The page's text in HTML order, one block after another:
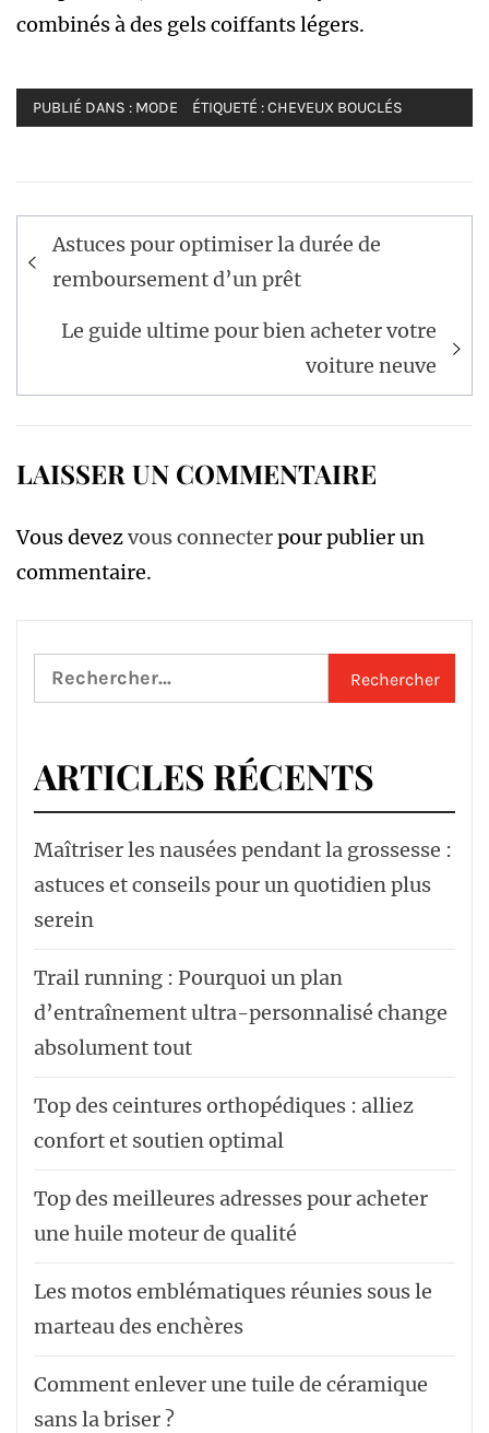
combinés à des gels coiffants légers.
PUBLIÉ DANS : MODE ÉTIQUETÉ :CHEVEUX BOUCLÉS
Navigation
de
Astuces pour optimiser la durée de
remboursement d’un prêt
Le guide ultime pour bien acheter votre
voiture neuve
LAISSER UN COMMENTAIRE
Vous devezvous connecterpour publier un
commentaire.
Rechercher :
ARTICLES RÉCENTS
Maîtriser les nausées pendant la grossesse :
astuces et conseils pour un quotidien plus
serein
Trail running : Pourquoi un plan
d’entraînement ultra-personnalisé change
absolument tout
Top des ceintures orthopédiques : alliez
confort et soutien optimal
Top des meilleures adresses pour acheter
une huile moteur de qualité
Les motos emblématiques réunies sous le
marteau des enchères
Comment enlever une tuile de céramique
sans la briser ?